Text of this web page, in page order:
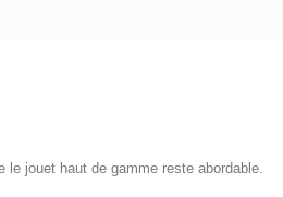
jouet haut de gamme reste abordable.